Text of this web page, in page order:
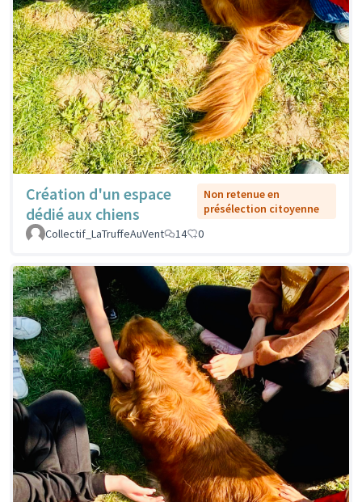
Création d'un espace
dédié aux chiens
Non retenue en
présélection citoyenne
Collectif_LaTruffeAuVent
14 0